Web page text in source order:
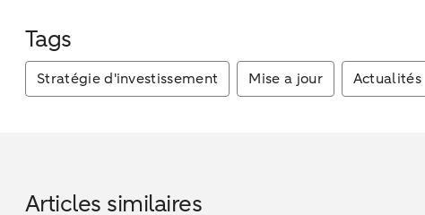
Tags
Stratégie d'investissement Mise a jour Actualités
Articles similaires